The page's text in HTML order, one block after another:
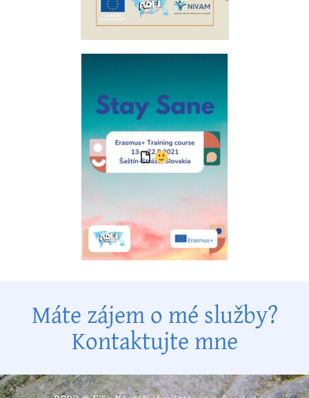
Máte zájem o mé služby?
Kontaktujte mne